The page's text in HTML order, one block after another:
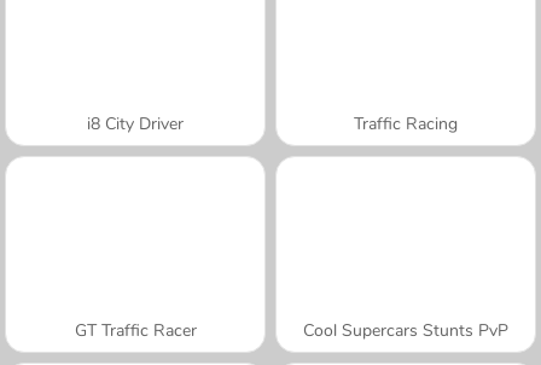
i8 City Driver Traffic Racing
GT Traffic Racer Cool Supercars Stunts PvP